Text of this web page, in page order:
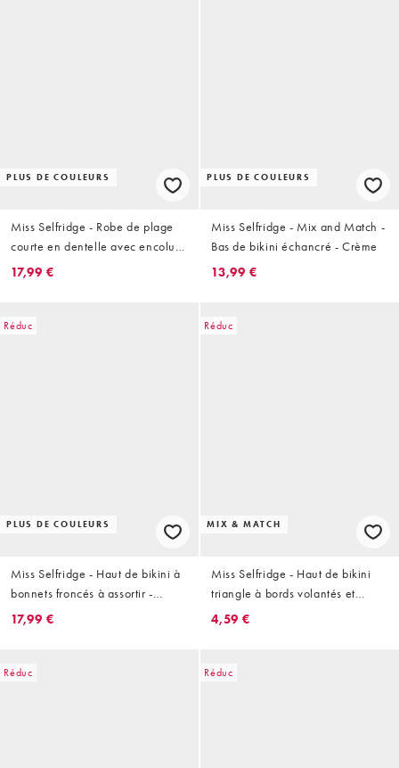
PLUS DE COULEURS
Miss Selfridge - Robe de plage
courte en dentelle avec encolure
bandeau froncée - Noir
17,99 €
PLUS DE COULEURS
Miss Selfridge - Mix and Match -
Bas de bikini échancré - Crème
13,99 €
Réduc
PLUS DE COULEURS
Miss Selfridge - Haut de bikini à
bonnets froncés à assortir -
Crème
17,99 €
Réduc
MIX & MATCH
Miss Selfridge - Haut de bikini
triangle à bords volantés et
imprimé chaîne
4,59 €
Réduc Réduc